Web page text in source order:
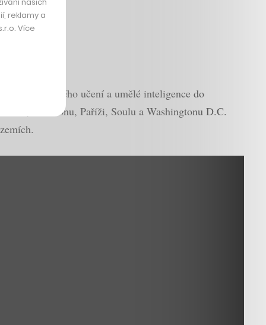
strojového učení a umělé inteligence do
Houstonu, Paříži, Soulu a Washingtonu D.C.
reklamy a
Více